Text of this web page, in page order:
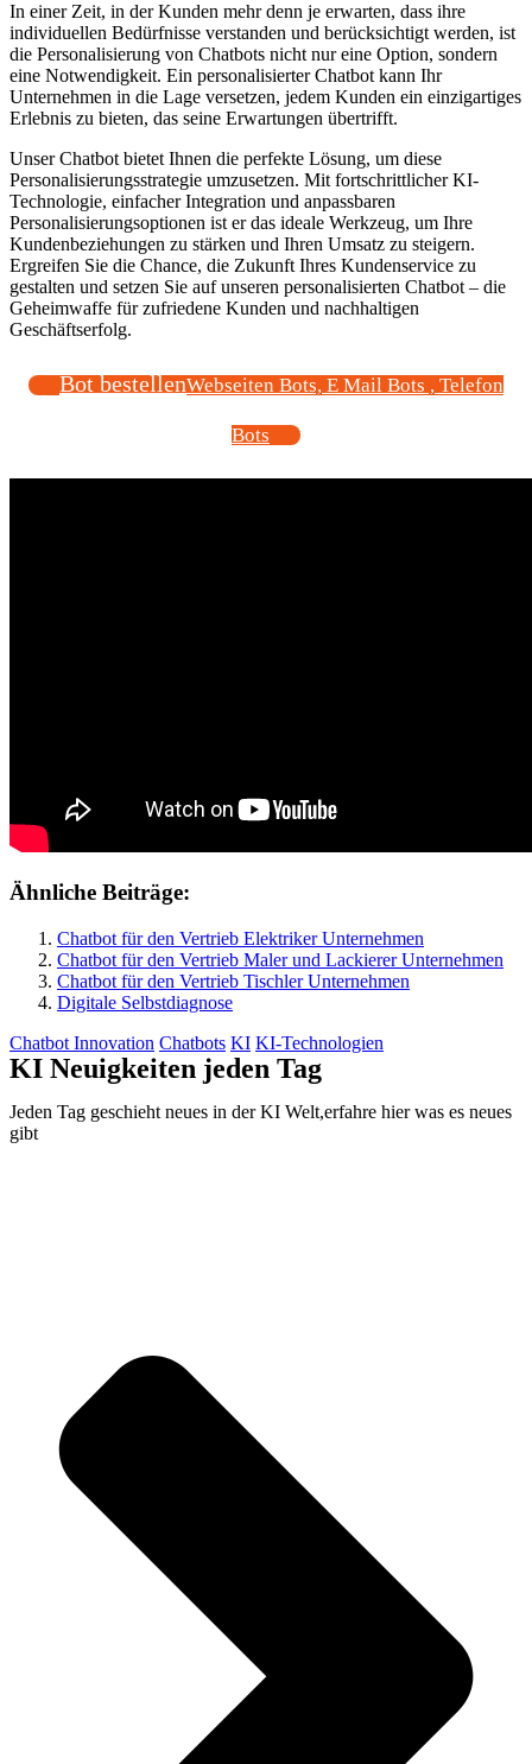
In einer Zeit, in der Kunden mehr denn je erwarten, dass ihre
individuellen Bedürfnisse verstanden und berücksichtigt werden, ist
die Personalisierung von Chatbots nicht nur eine Option, sondern
eine Notwendigkeit. Ein personalisierter Chatbot kann Ihr
Unternehmen in die Lage versetzen, jedem Kunden ein einzigartiges
Erlebnis zu bieten, das seine Erwartungen übertrifft.
Unser Chatbot bietet Ihnen die perfekte Lösung, um diese
Personalisierungsstrategie umzusetzen. Mit fortschrittlicher KI-
Technologie, einfacher Integration und anpassbaren
Personalisierungsoptionen ist er das ideale Werkzeug, um Ihre
Kundenbeziehungen zu stärken und Ihren Umsatz zu steigern.
Ergreifen Sie die Chance, die Zukunft Ihres Kundenservice zu
gestalten und setzen Sie auf unseren personalisierten Chatbot – die
Geheimwaffe für zufriedene Kunden und nachhaltigen
Geschäftserfolg.
Bot bestellenWebseiten Bots, E Mail Bots , Telefon
Bots
Ähnliche Beiträge:
Chatbot für den Vertrieb Elektriker Unternehmen
Chatbot für den Vertrieb Maler und Lackierer Unternehmen
Chatbot für den Vertrieb Tischler Unternehmen
Digitale Selbstdiagnose
Chatbot Innovation Chatbots KI KI-Technologien
KI Neuigkeiten jeden Tag
Jeden Tag geschieht neues in der KI Welt,erfahre hier was es neues
gibt